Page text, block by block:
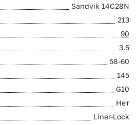
Sandvik 14C28N
213
90
3.5
58-60
145
G10
Нет
Liner-Lock